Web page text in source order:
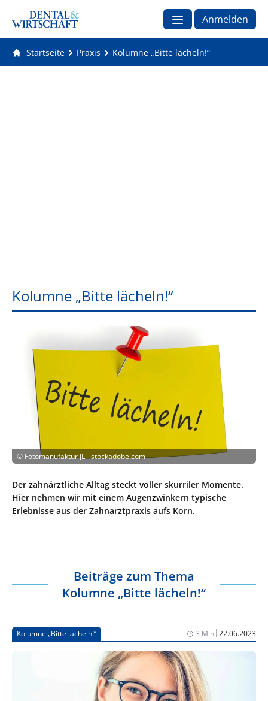
Anmelden
Startseite Praxis Kolumne „Bitte lächeln!“
Kolumne „Bitte lächeln!“
© Fotomanufaktur JL - stockadobe.com
Der zahnärztliche Alltag steckt voller skurriler Momente.
Hier nehmen wir mit einem Augenzwinkern typische
Erlebnisse aus der Zahnarztpraxis aufs Korn.
Beiträge zum Thema
Kolumne „Bitte lächeln!“
Kolumne „Bitte lächeln!“ 3 Min|22.06.2023